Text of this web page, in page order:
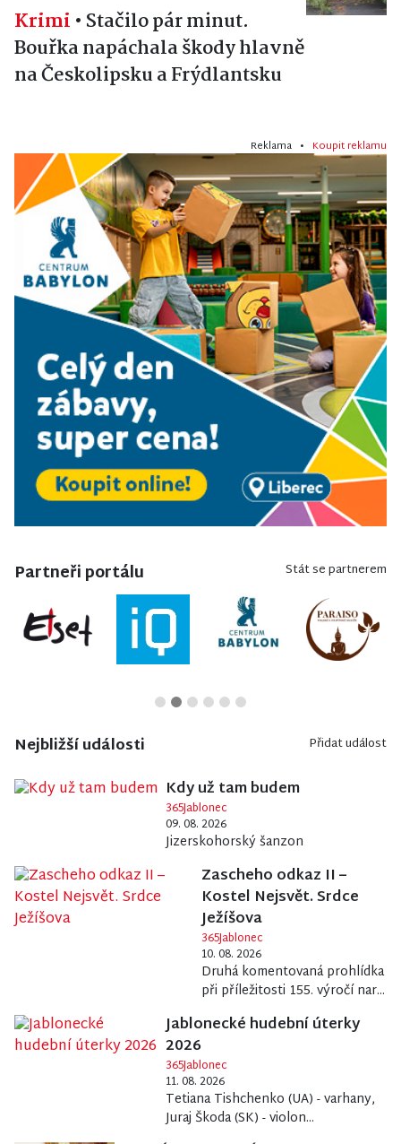
Krimi • Stačilo pár minut.
Bouřka napáchala škody hlavně
na Českolipsku a Frýdlantsku
Reklama • Koupit reklamu
Partneři portálu Stát se partnerem
Nejbližší události Přidat událost
Kdy už tam budem
365Jablonec
09. 08. 2026
Jizerskohorský šanzon
Zascheho odkaz II –
Kostel Nejsvět. Srdce
Ježíšova
365Jablonec
10. 08. 2026
Druhá komentovaná prohlídka
při příležitosti 155. výročí nar...
Jablonecké hudební úterky
2026
365Jablonec
11. 08. 2026
Tetiana Tishchenko (UA) - varhany,
Juraj Škoda (SK) - violon...